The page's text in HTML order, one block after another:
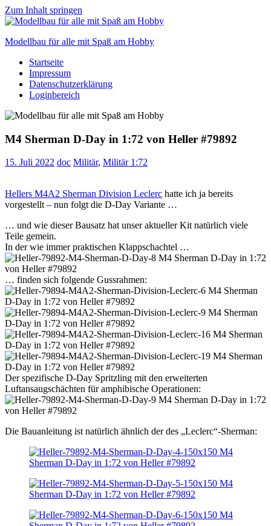
Zum Inhalt springen
Modellbau für alle mit Spaß am Hobby
Scale
modelling
to
Startseite
Impressum
Datenschutzerklärung
Loginbereich
M4 Sherman D-Day in 1:72 von Heller #79892
15. Juli 2022 doc Militär, Militär 1:72
Hellers M4A2 Sherman Division Leclerc hatte ich ja bereits
vorgestellt – nun folgt die D-Day Variante …
… und wie dieser Bausatz hat unser aktueller Kit natürlich viele
Teile gemein.
In der wie immer praktischen Klappschachtel …
… finden sich folgende Gussrahmen:
Der spezifische D-Day Spritzling mit den erweiterten
Luftansaugschächten für amphibische Operationen:
Die Bauanleitung ist natürlich ähnlich der des „Leclerc“-Sherman: